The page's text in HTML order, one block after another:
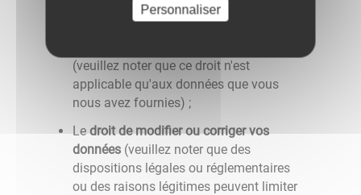
électroniqueet/ou de nous demander de
(veuillez noter que ce droit n'est
applicable qu'aux données que vous
nous avez fournies) ;
Ledroit de modifier ou corriger vos
données (veuillez noter que des
dispositions légales ou réglementaires
ou des raisons légitimes peuvent limiter
Personnaliser